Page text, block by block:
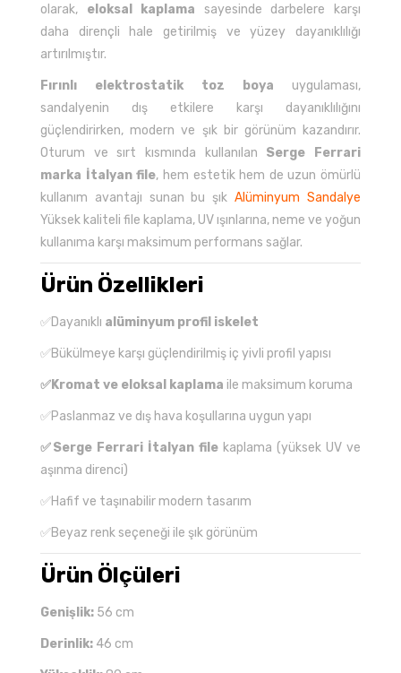
olarak, eloksal kaplama sayesinde darbelere karşı
daha dirençli hale getirilmiş ve yüzey dayanıklılığı
artırılmıştır.
Fırınlı elektrostatik toz boya uygulaması,
sandalyenin dış etkilere karşı dayanıklılığını
güçlendirirken, modern ve şık bir görünüm kazandırır.
Oturum ve sırt kısmında kullanılan Serge Ferrari
marka İtalyan file, hem estetik hem de uzun ömürlü
kullanım avantajı sunan bu şıkAlüminyum Sandalye
Yüksek kaliteli file kaplama, UV ışınlarına, neme ve yoğun
kullanıma karşı maksimum performans sağlar.
Ürün Özellikleri
✅Dayanıklı alüminyum profil iskelet
✅Bükülmeye karşı güçlendirilmiş iç yivli profil yapısı
✅Kromat ve eloksal kaplama ile maksimum koruma
✅Paslanmaz ve dış hava koşullarına uygun yapı
✅Serge Ferrari İtalyan file kaplama (yüksek UV ve
aşınma direnci)
✅Hafif ve taşınabilir modern tasarım
✅Beyaz renk seçeneği ile şık görünüm
Ürün Ölçüleri
Genişlik: 56 cm
Derinlik: 46 cm